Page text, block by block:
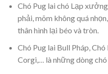
Chó Pug lai chó Lạp
phải, mõm không quá
thân hình lại béo và tròn.
Chó Pug lai Bull Pháp,
Corgi,… là những dòng